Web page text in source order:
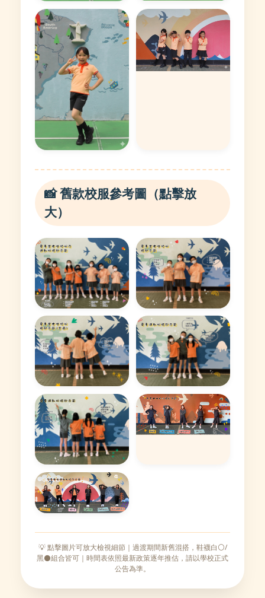
📸 舊款校服參考圖（點擊放
大）
💡 點擊圖片可放大檢視細節｜過渡期間新舊混搭，鞋襪白⚪/
黑⚫組合皆可｜時間表依照最新政策逐年推估，請以學校正式
公告為準。